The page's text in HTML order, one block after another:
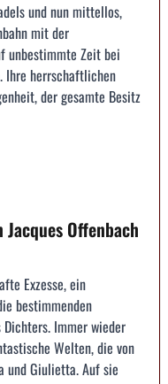
und nun mittellos,
mit der
unbestimmte Zeit bei
Ihre herrschaftlichen
der gesamte Besitz
Offenbach
Exzesse, ein
bestimmenden
Immer wieder
Welten, die von
und Giulietta. Auf sie